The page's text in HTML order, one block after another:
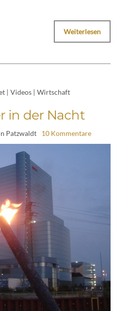
Weiterlesen
| Videos | Wirtschaft
in der Nacht
Patzwaldt 10 Kommentare